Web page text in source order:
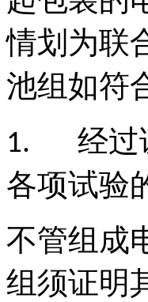
情划为联
池组如符
1.
经过
各项试验
不管组成
组须证明